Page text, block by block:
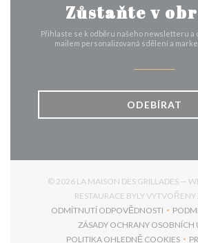
Zůstaňte v
Přihlaste se k odběru našeho newsletteru a
mailem personalizovaná sdělení a
ODEBÍRAT
© 2026 LA MAISON DES GRILLADES —
RESTAURACE BYLY VYTVOŘENY
ODMÍTNUTÍ ODPOVĚDNOSTI
((OTEVŘE SE V
ZÁSADY OCHRANY OSOBNÍCH
((OTEVŘE
POLITIKA OHLEDNĚ COOKIES